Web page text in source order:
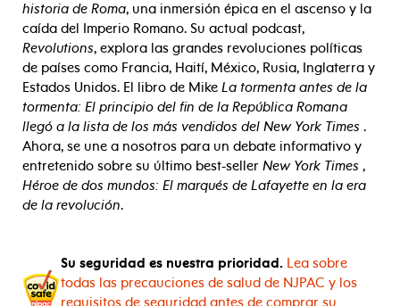
historia de Roma, una inmersión épica en el ascenso y la
caída del Imperio Romano. Su actual podcast,
Revolutions, explora las grandes revoluciones políticas
de países como Francia, Haití, México, Rusia, Inglaterra y
Estados Unidos. El libro de Mike La tormenta antes de la
tormenta: El principio del fin de la República Romana
llegó a la lista de los más vendidos del New York Times .
Ahora, se une a nosotros para un debate informativo y
entretenido sobre su último best-seller New York Times ,
Héroe de dos mundos: El marqués de Lafayette en la era
de la revolución.
Su seguridad es nuestra prioridad. Lea sobre
todas las precauciones de salud de NJPAC y los
requisitos de seguridad antes de comprar su